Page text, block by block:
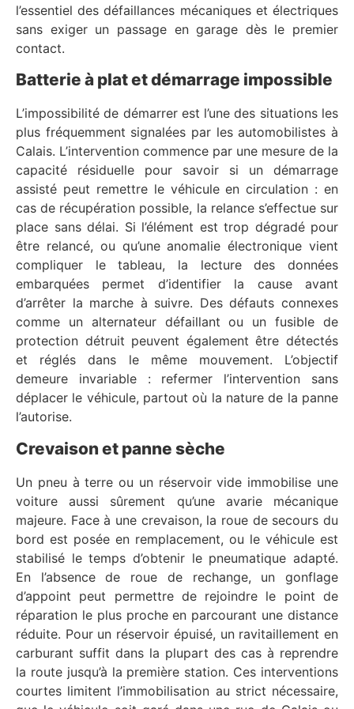
l’essentiel des défaillances mécaniques et électriques
sans exiger un passage en garage dès le premier
contact.
Batterie à plat et démarrage impossible
L’impossibilité de démarrer est l’une des situations les
plus fréquemment signalées par les automobilistes à
Calais. L’intervention commence par une mesure de la
capacité résiduelle pour savoir si un démarrage
assisté peut remettre le véhicule en circulation : en
cas de récupération possible, la relance s’effectue sur
place sans délai. Si l’élément est trop dégradé pour
être relancé, ou qu’une anomalie électronique vient
compliquer le tableau, la lecture des données
embarquées permet d’identifier la cause avant
d’arrêter la marche à suivre. Des défauts connexes
comme un alternateur défaillant ou un fusible de
protection détruit peuvent également être détectés
et réglés dans le même mouvement. L’objectif
demeure invariable : refermer l’intervention sans
déplacer le véhicule, partout où la nature de la panne
l’autorise.
Crevaison et panne sèche
Un pneu à terre ou un réservoir vide immobilise une
voiture aussi sûrement qu’une avarie mécanique
majeure. Face à une crevaison, la roue de secours du
bord est posée en remplacement, ou le véhicule est
stabilisé le temps d’obtenir le pneumatique adapté.
En l’absence de roue de rechange, un gonflage
d’appoint peut permettre de rejoindre le point de
réparation le plus proche en parcourant une distance
réduite. Pour un réservoir épuisé, un ravitaillement en
carburant suffit dans la plupart des cas à reprendre
la route jusqu’à la première station. Ces interventions
courtes limitent l’immobilisation au strict nécessaire,